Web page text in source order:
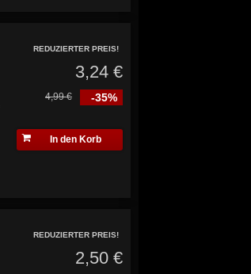
REDUZIERTER PREIS!
3,24 €
-35%
4,99 €
In den Korb
REDUZIERTER PREIS!
2,50 €